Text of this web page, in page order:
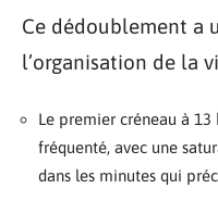
Ce dédoublement a
l’organisation de la
Le premier créneau à
fréquenté, avec une
dans les minutes qui